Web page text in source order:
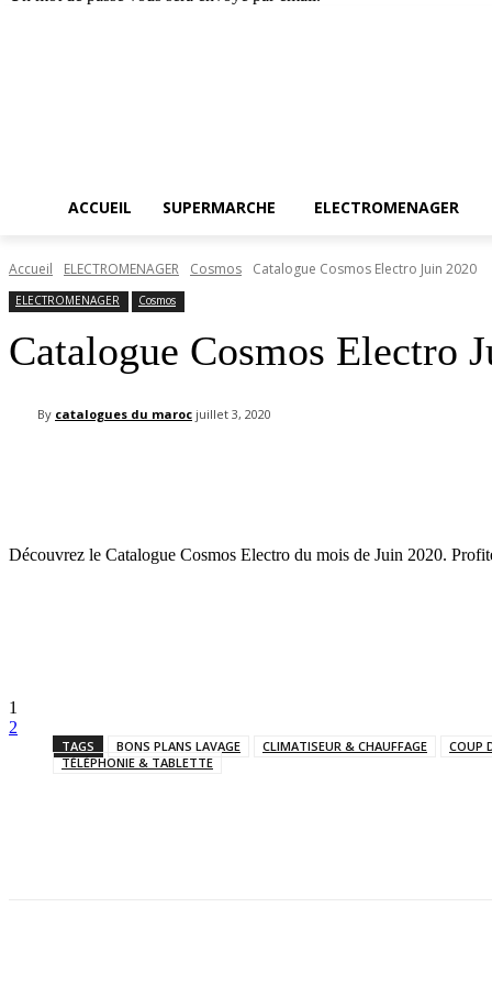
ACCUEIL SUPERMARCHE ELECTROMENAGER
Accueil ELECTROMENAGER Cosmos Catalogue Cosmos Electro Juin 2020
ELECTROMENAGER Cosmos
Catalogue Cosmos Electro
By catalogues du maroc juillet 3, 2020
Découvrez le Catalogue Cosmos Electro du mois de Juin 2020.
1
2
TAGS BONS PLANS LAVAGE CLIMATISEUR & CHAUFFAGE
COUP
TÉLÉPHONIE & TABLETTE